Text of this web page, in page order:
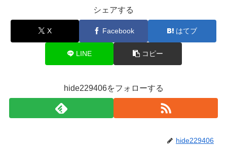
シェアする
X Facebook はてブ
LINE コピー
hide229406をフォローする
hide229406